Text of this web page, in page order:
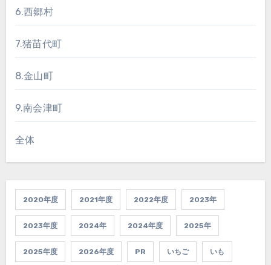
6.西郷村
7.猪苗代町
8.金山町
9.南会津町
全体
2020年度 2021年度 2022年度 2023年
2023年度 2024年 2024年度 2025年
2025年度 2026年度 PR いちご いも